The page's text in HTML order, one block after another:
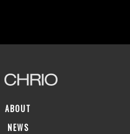
ABOUT
NEWS